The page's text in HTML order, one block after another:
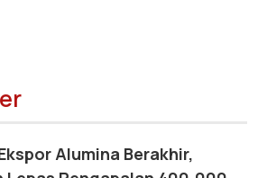
Alumina Berakhir,